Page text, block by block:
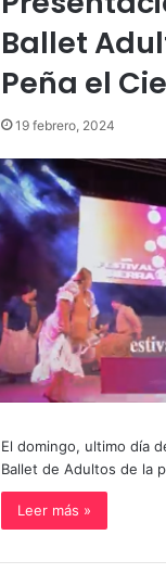
Ballet
Peña el
19 febrero, 2024
El domingo, ultimo día
Ballet de Adultos de la
Leer más »